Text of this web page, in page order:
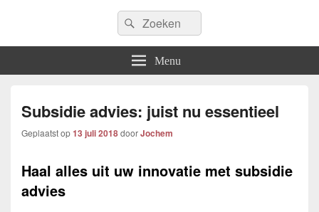
Search
for:
Search
Menu
Subsidie advies: juist nu essentieel
Geplaatst op13 juli 2018doorJochem
Haal alles uit uw innovatie met subsidie
advies